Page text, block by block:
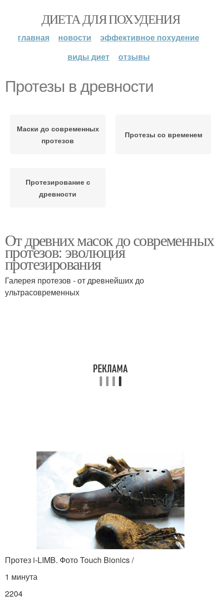
ДИЕТА ДЛЯ ПОХУДЕНИЯ
главная новости
эффективное похудение
виды диет
отзывы
Протезы в древности
Маски до современных
протезов
Протезы со временем
Протезирование с
древности
От древних масок до современных
протезов: эволюция
протезирования
Галерея протезов - от древнейших до
ультрасовременных
Протез i-LIMB. Фото Touch Bionics /
1 минута
2204